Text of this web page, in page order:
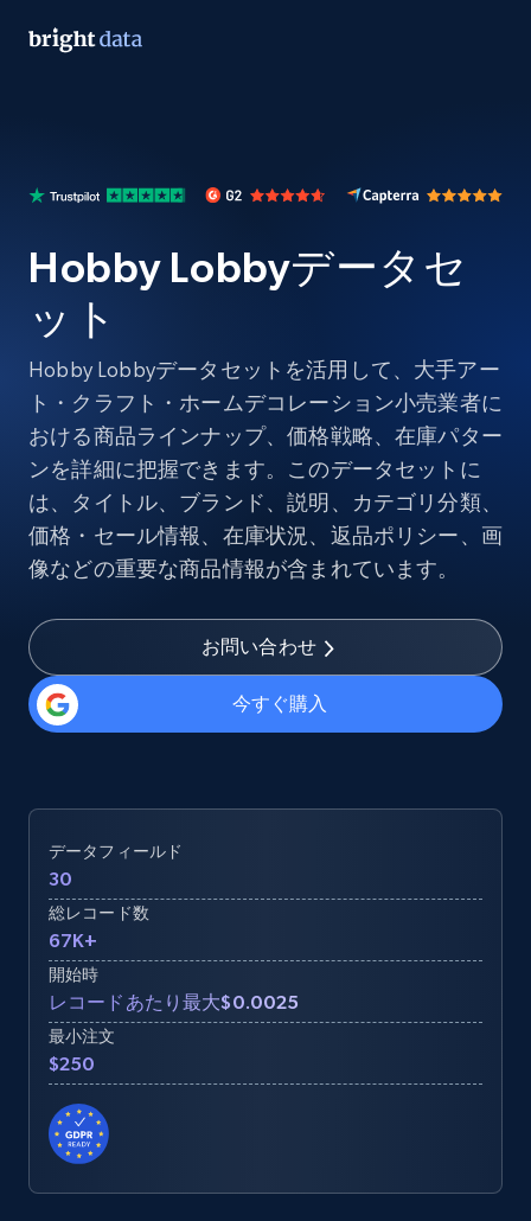
Hobby Lobbyデータセ
ット
Hobby Lobbyデータセットを活用して、大手アー
ト・クラフト・ホームデコレーション小売業者に
おける商品ラインナップ、価格戦略、在庫パター
ンを詳細に把握できます。このデータセットに
は、タイトル、ブランド、説明、カテゴリ分類、
価格・セール情報、在庫状況、返品ポリシー、画
像などの重要な商品情報が含まれています。
お問い合わせ
今すぐ購入
データフィールド
30
総レコード数
67K+
開始時
レコードあたり最大$0.0025
最小注文
$250